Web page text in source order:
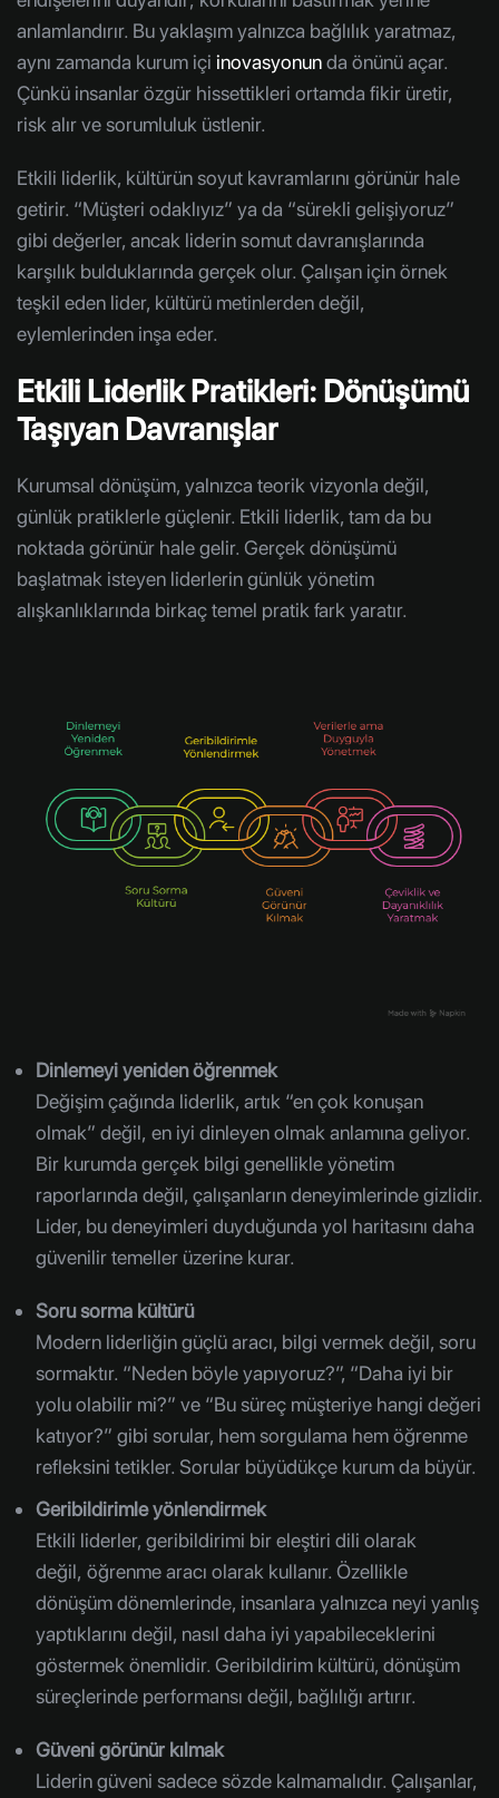
anlamlandırır. Bu yaklaşım yalnızca bağlılık yaratmaz,
aynı zamanda kurum içi inovasyonunda önünü açar.
Çünkü insanlar özgür hissettikleri ortamda fikir üretir,
risk alır ve sorumluluk üstlenir.
Etkili liderlik, kültürün soyut kavramlarını görünür hale
getirir. “Müşteri odaklıyız” ya da “sürekli gelişiyoruz”
gibi değerler, ancak liderin somut davranışlarında
karşılık bulduklarında gerçek olur. Çalışan için örnek
teşkil eden lider, kültürü metinlerden değil,
eylemlerinden inşa eder.
Etkili Liderlik Pratikleri: Dönüşümü
Taşıyan Davranışlar
Kurumsal dönüşüm, yalnızca teorik vizyonla değil,
günlük pratiklerle güçlenir. Etkili liderlik, tam da bu
noktada görünür hale gelir. Gerçek dönüşümü
başlatmak isteyen liderlerin günlük yönetim
alışkanlıklarında birkaç temel pratik fark yaratır.
Dinlemeyi yeniden öğrenmek
Değişim çağında liderlik, artık “en çok konuşan
olmak” değil, en iyi dinleyen olmak anlamına geliyor.
Bir kurumda gerçek bilgi genellikle yönetim
raporlarında değil, çalışanların deneyimlerinde gizlidir.
Lider, bu deneyimleri duyduğunda yol haritasını daha
güvenilir temeller üzerine kurar.
Soru sorma kültürü
Modern liderliğin güçlü aracı, bilgi vermek değil, soru
sormaktır. “Neden böyle yapıyoruz?”, “Daha iyi bir
yolu olabilir mi?” ve “Bu süreç müşteriye hangi değeri
katıyor?” gibi sorular, hem sorgulama hem öğrenme
refleksini tetikler. Sorular büyüdükçe kurum da büyür.
Geribildirimle yönlendirmek
Etkili liderler, geribildirimi bir eleştiri dili olarak
değil, öğrenme aracı olarak kullanır. Özellikle
dönüşüm dönemlerinde, insanlara yalnızca neyi yanlış
yaptıklarını değil, nasıl daha iyi yapabileceklerini
göstermek önemlidir. Geribildirim kültürü, dönüşüm
süreçlerinde performansı değil, bağlılığı artırır.
Güveni görünür kılmak
Liderin güveni sadece sözde kalmamalıdır. Çalışanlar,